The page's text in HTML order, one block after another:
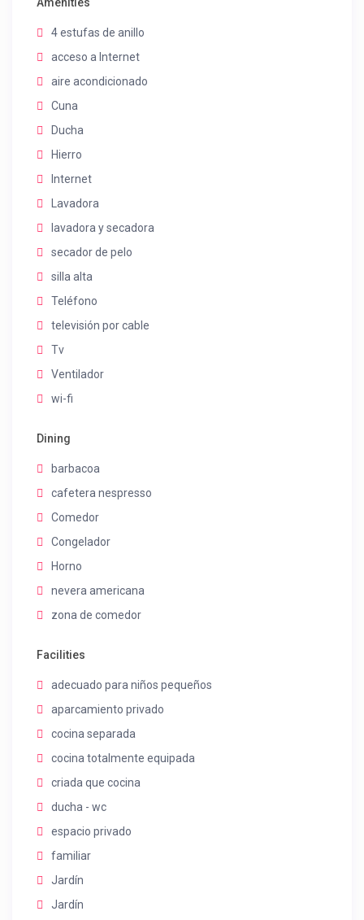
4 estufas de anillo
acceso a Internet
aire acondicionado
Cuna
Ducha
Hierro
Internet
Lavadora
lavadora y secadora
secador de pelo
silla alta
Teléfono
televisión por cable
Tv
Ventilador
wi-fi
Dining
barbacoa
cafetera nespresso
Comedor
Congelador
Horno
nevera americana
zona de comedor
Facilities
adecuado para niños pequeños
aparcamiento privado
cocina separada
cocina totalmente equipada
criada que cocina
ducha - wc
espacio privado
familiar
Jardín
Jardín